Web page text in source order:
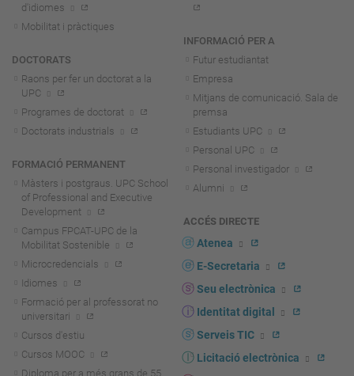
d'idiomes
Mobilitat i pràctiques
DOCTORATS
Raons per fer un doctorat a la
UPC
Programes de doctorat
Doctorats industrials
FORMACIÓ PERMANENT
Màsters i postgraus. UPC School
of Professional and Executive
Development
Campus FPCAT-UPC de la
Mobilitat Sostenible
Microcredencials
Idiomes
Formació per al professorat no
universitari
Cursos d'estiu
Cursos MOOC
Diploma per a més grans de 55
INFORMACIÓ PER A
Futur estudiantat
Empresa
Mitjans de comunicació. Sala de
premsa
Estudiants UPC
Personal UPC
Personal investigador
Alumni
ACCÉS DIRECTE
Atenea
E-Secretaria
Seu electrònica
Identitat digital
Serveis TIC
Licitació electrònica